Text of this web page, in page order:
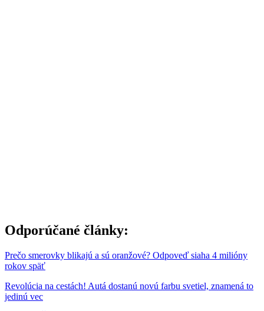
Odporúčané články:
Prečo smerovky blikajú a sú oranžové? Odpoveď siaha 4 milióny
rokov späť
Revolúcia na cestách! Autá dostanú novú farbu svetiel, znamená to
jedinú vec